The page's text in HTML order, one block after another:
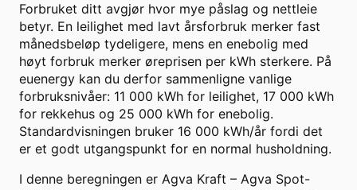
Forbruket ditt avgjør hvor mye påslag og nettleie
betyr. En leilighet med lavt årsforbruk merker fast
månedsbeløp tydeligere, mens en enebolig med
høyt forbruk merker øreprisen per kWh sterkere. På
euenergy kan du derfor sammenligne vanlige
forbruksnivåer: 11 000 kWh for leilighet, 17 000 kWh
for rekkehus og 25 000 kWh for enebolig.
Standardvisningen bruker 16 000 kWh/år fordi det
er et godt utgangspunkt for en normal husholdning.
I denne beregningen er Agva Kraft – Agva Spot-